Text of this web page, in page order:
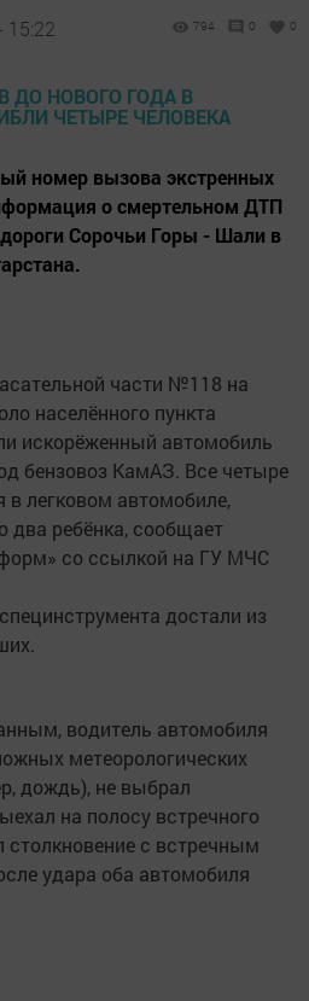
15:22 794 0 0
номер вызова экстренных
о смертельном ДТП
Сорочьи Горы - Шали в
части №118 на
населённого пункта
искорёженный автомобиль
бензовоз КамАЗ. Все четыре
в легковом автомобиле,
два ребёнка, сообщает
со ссылкой на ГУ МЧС
достали из
водитель автомобиля
метеорологических
дождь), не выбрал
на полосу встречного
с встречным
удара оба автомобиля